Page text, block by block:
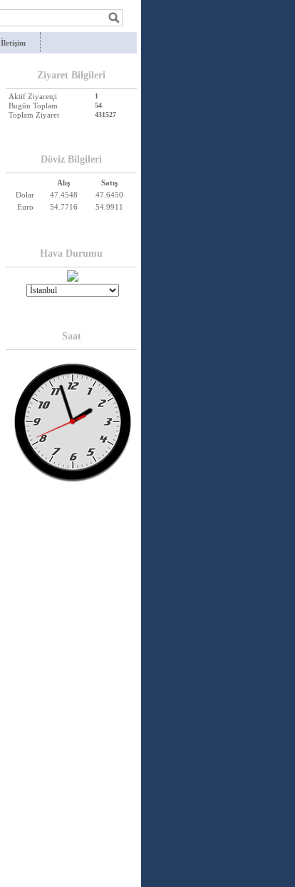
İletişim
Ziyaret Bilgileri
Aktif Ziyaretçi 1
Bugün Toplam 54
Toplam Ziyaret 431527
Döviz Bilgileri
Alış
Satış
Dolar
47.4548
47.6450
Euro
54.7716 54.9911
Hava Durumu
Saat